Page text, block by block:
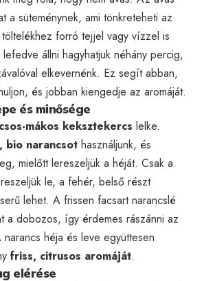
a süteménynek, ami tönkreteheti az
forró tejjel vagy vízzel is
állni hagyhatjuk néhány percig,
elkevernénk. Ez segít abban,
és jobban kiengedje az aromáját.
és minősége
mákos keksztekercs lelke.
bio narancsot használjunk, és
mielőtt lereszeljük a héját. Csak a
le, a fehér, belső részt
lehet. A frissen facsart narancslé
a dobozos, így érdemes rászánni az
héja és leve együttesen
friss, citrusos aromáját.
elérése